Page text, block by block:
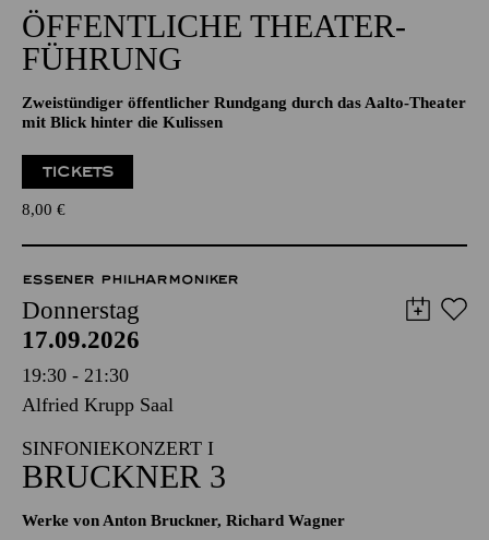
ÖFFENTLICHE THEATER­
FÜHRUNG
Zweistündiger öffentlicher Rundgang durch das Aalto-Theater
mit Blick hinter die Kulissen
TICKETS
8,00 €
ESSENER PHILHARMONIKER
Donnerstag
17.09.2026
19:30 - 21:30
Alfried Krupp Saal
SINFONIEKONZERT I
BRUCKNER 3
Werke von Anton Bruckner, Richard Wagner